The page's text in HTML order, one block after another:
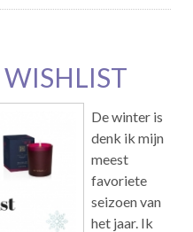
De winter is
denk ik mijn
meest
favoriete
seizoen van
het jaar. Ik